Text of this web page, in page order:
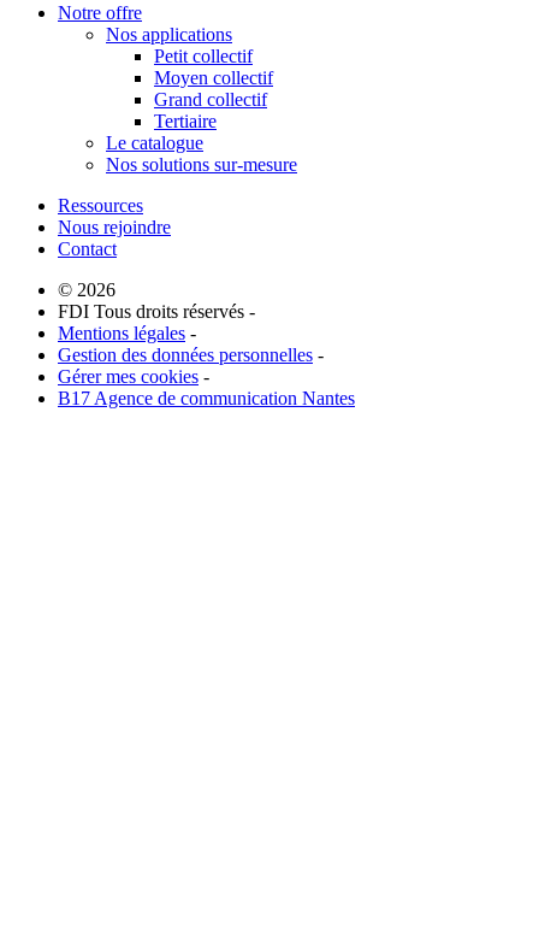
Notre offre
Nos applications
Petit collectif
Moyen collectif
Grand collectif
Tertiaire
Le catalogue
Nos solutions sur-mesure
Ressources
Nous rejoindre
Contact
© 2026
FDI Tous droits réservés -
Mentions légales -
Gestion des données personnelles -
Gérer mes cookies -
B17 Agence de communication Nantes